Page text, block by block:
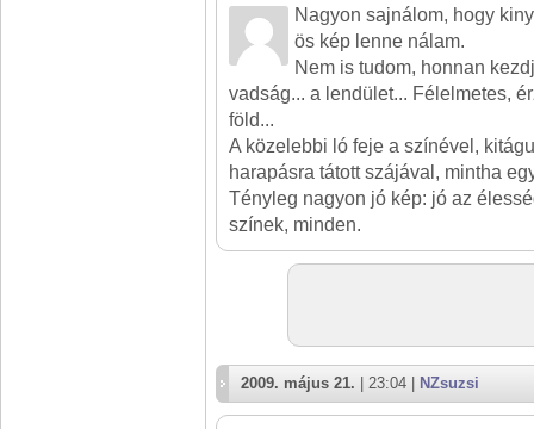
Nagyon sajnálom, hogy
ös kép lenne nálam.
Nem is tudom, honnan
vadság... a lendület... Félelmetes,
föld...
A közelebbi ló feje a színével,
harapásra tátott szájával, mintha
Tényleg nagyon jó kép: jó az
színek, minden.
2009. május 21. | 23:04 | NZsuzsi